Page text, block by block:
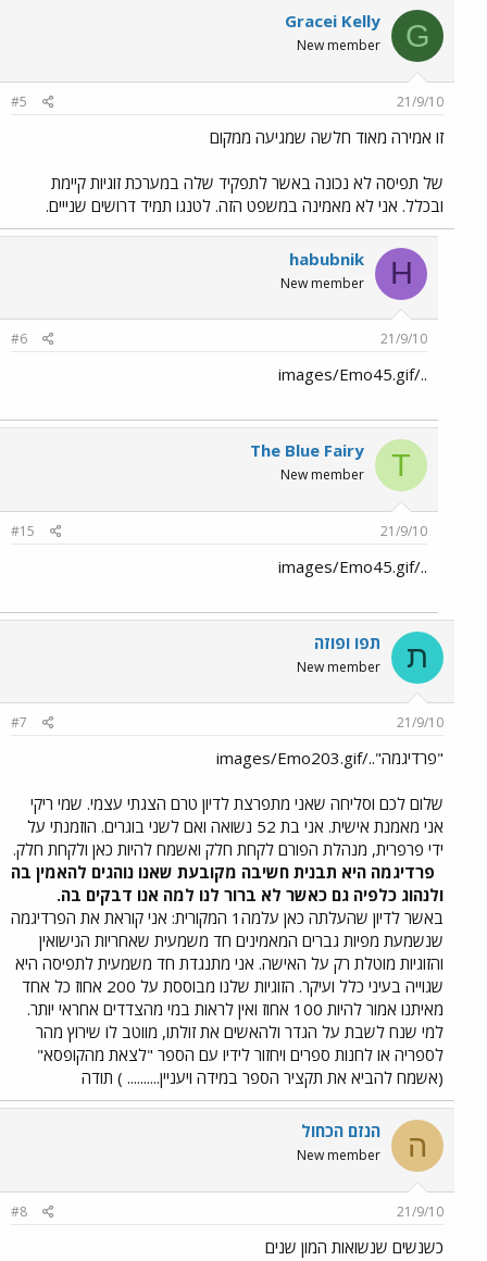
G
Gracei Kelly
New member
21/9/10
#5
זו אמירה מאוד חלשה שמגיעה ממקום
של תפיסה לא נכונה באשר לתפקיד שלה במערכת זוגיות קיימת
ובכלל. אני לא מאמינה במשפט הזה. לטנגו תמיד דרושים שנייים.
H
habubnik
New member
21/9/10
#6
../images/Emo45.gif
T
The Blue Fairy
New member
21/9/10
#15
../images/Emo45.gif
ת תפו ופוזה
New member
21/9/10
#7
"פרדיגמה"../images/Emo203.gif
שלום לכם וסליחה שאני מתפרצת לדיון טרם הצגתי עצמי. שמי ריקי
אני מאמנת אישית. אני בת 52 נשואה ואם לשני בוגרים. הוזמנתי על
ידי פרפרית, מנהלת הפורם לקחת חלק ואשמח להיות כאן ולקחת חלק.
פרדיגמה היא תבנית חשיבה מקובעת שאנו נוהגים להאמין בה
ולנהוג כלפיה גם כאשר לא ברור לנו למה אנו דבקים בה.
באשר לדיון שהעלתה כאן עלמה1 המקורית: אני קוראת את הפרדיגמה
שנשמעת מפיות גברים המאמינים חד משמעית שאחריות הנישואין
והזוגיות מוטלת רק על האישה. אני מתנגדת חד משמעית לתפיסה היא
שגוייה בעיני כלל ועיקר. הזוגיות שלנו מבוססת על 200 אחוז כל אחד
מאיתנו אמור להיות 100 אחוז ואין לראות במי מהצדדים אחראי יותר.
למי שנח לשבת על הגדר ולהאשים את זולתו, מווטב לו שירוץ מהר
לספריה או לחנות ספרים ויחזור לידיו עם הספר "לצאת מהקופסא"
(אשמח להביא את תקציר הספר במידה ויעניין.......... ) תודה
ה הנזם הכחול
New member
21/9/10
#8
כשנשים שנשואות המון שנים